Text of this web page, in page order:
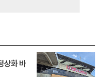
상화 바